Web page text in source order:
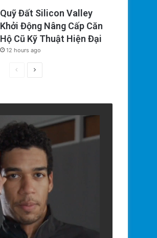
Quỹ Đất Silicon Valley
Khởi Động Nâng Cấp Căn
Hộ Cũ Kỹ Thuật Hiện Đại
12 hours ago
PreviousNext